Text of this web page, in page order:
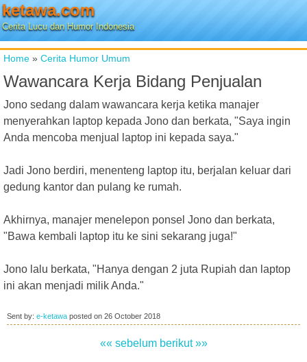
ketawa.com
Cerita Lucu dan Humor Indonesia
Home » Cerita Humor Umum
Wawancara Kerja Bidang Penjualan
Jono sedang dalam wawancara kerja ketika manajer
menyerahkan laptop kepada Jono dan berkata, "Saya ingin
Anda mencoba menjual laptop ini kepada saya."
Jadi Jono berdiri, menenteng laptop itu, berjalan keluar dari
gedung kantor dan pulang ke rumah.
Akhirnya, manajer menelepon ponsel Jono dan berkata,
"Bawa kembali laptop itu ke sini sekarang juga!"
Jono lalu berkata, "Hanya dengan 2 juta Rupiah dan laptop
ini akan menjadi milik Anda."
Sent by: e-ketawa posted on 26 October 2018
«« sebelum berikut »»